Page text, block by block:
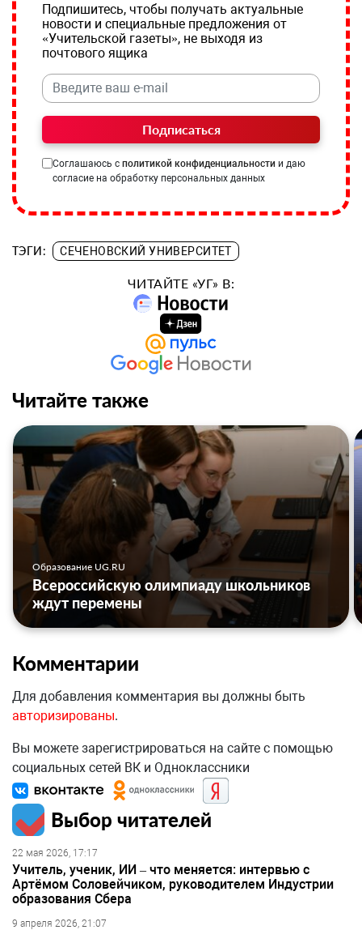
Подпишитесь, чтобы получать актуальные
новости и специальные предложения от
«Учительской газеты», не выходя из
почтового ящика
Подписаться
Соглашаюсь с политикой конфиденциальности и даю
согласие на обработку персональных данных
ТЭГИ: СЕЧЕНОВСКИЙ УНИВЕРСИТЕТ
ЧИТАЙТЕ «УГ» В:
Читайте также
Образование UG.RU
Всероссийскую олимпиаду школьников
ждут перемены
Комментарии
Для добавления комментария вы должны быть
авторизированы.
Вы можете зарегистрироваться на сайте с помощью
социальных сетей ВК и Одноклассники
Выбор читателей
22 мая 2026, 17:17
Учитель, ученик, ИИ – что меняется: интервью с
Артёмом Соловейчиком, руководителем Индустрии
образования Сбера
9 апреля 2026, 21:07